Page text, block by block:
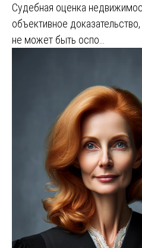
Судебная оценка
объективное
не может быть оспо…